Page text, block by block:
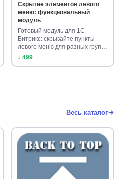
Скрытие элементов левого
меню: функциональный
модуль
Готовый модуль для 1С-
Битрикс: скрывайте пункты
левого меню для разных групп
пол…
↓ 499
Весь каталог